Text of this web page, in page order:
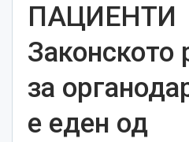
ПАЦИЕНТИ
Законското
за
е еден од